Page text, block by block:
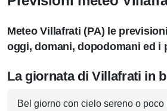
Meteo Villafrati (PA) le
oggi, domani, dopodomani ed i
La giornata di Villafrati in
Bel giorno con cielo sereno o